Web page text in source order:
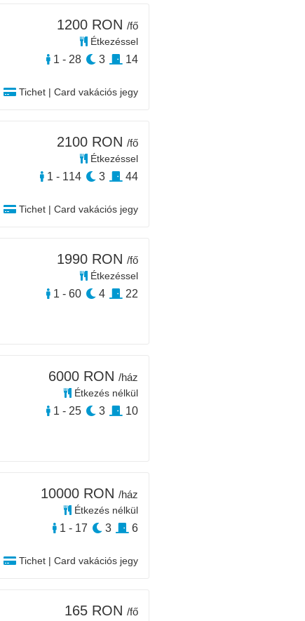
Tichet | Card vakációs jegy
1200 RON /fő
Étkezéssel
1 - 28 3 14
Tichet | Card vakációs jegy
2100 RON /fő
Étkezéssel
1 - 114 3 44
1990 RON /fő
Étkezéssel
1 - 60 4 22
6000 RON /ház
Étkezés nélkül
1 - 25 3 10
Tichet | Card vakációs jegy
10000 RON /ház
Étkezés nélkül
1 - 17 3 6
165 RON /fő